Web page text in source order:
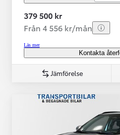
379 500 kr
Från 4 556 kr/mån
Läs mer
Kontakta
Jämförelse